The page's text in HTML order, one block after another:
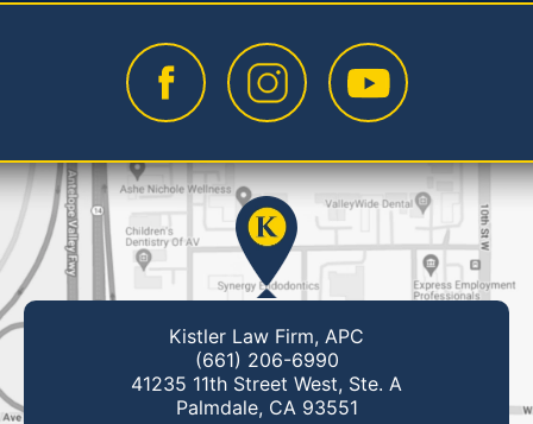
Kistler Law Firm, APC
(661) 206-6990
41235 11th Street West, Ste. A
Palmdale, CA 93551